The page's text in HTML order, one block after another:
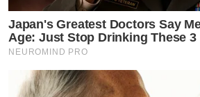
Japan's Greatest Doctors Say
Age: Just Stop Drinking These 3
NEUROMIND PRO